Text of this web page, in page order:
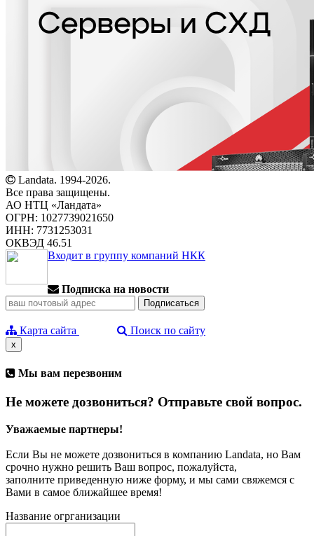
Landata. 1994-2026.
Все права защищены.
АО НТЦ «Ландата»
ОГРН: 1027739021650
ИНН: 7731253031
ОКВЭД 46.51
Входит в группу компаний НКК
Подписка на новости
Карта сайта Поиск по сайту
x
Мы вам перезвоним
Не можете дозвониться? Отправьте свой вопрос.
Уважаемые партнеры!
Если Вы не можете дозвониться в компанию Landata, но Вам
срочно нужно решить Ваш вопрос, пожалуйста,
заполните приведенную ниже форму, и мы сами свяжемся с
Вами в самое ближайшее время!
Название огрганизации